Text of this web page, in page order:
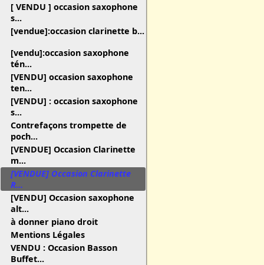
[ VENDU ] occasion saxophone
s...
[vendue]:occasion clarinette b...
[vendu]:occasion saxophone
tén...
[VENDU] occasion saxophone
ten...
[VENDU] : occasion saxophone
s...
Contrefaçons trompette de
poch...
[VENDUE] Occasion Clarinette
m...
[VENDUE] Occasion Clarinette
R...
[VENDU] Occasion saxophone
alt...
à donner piano droit
Mentions Légales
VENDU : Occasion Basson
Buffet...